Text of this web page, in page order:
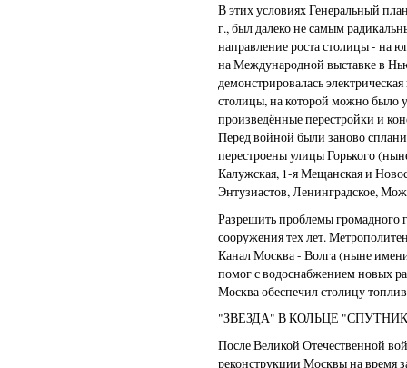
В этих условиях Генеральный
г., был далеко не самым
направление роста столицы - на
на Международной выставке в
демонстрировалась
столицы, на которой можно было
произведённые перестройки и
Перед войной были заново
перестроены улицы Горького
Калужская, 1-я Мещанская и
Энтузиастов, Ленинградское,
Разрешить проблемы
сооружения тех лет.
Канал Москва - Волга (ныне
помог с водоснабжением новых
Москва обеспечил столицу
"ЗВЕЗДА" В КОЛЬЦЕ
После Великой Отечественной
реконструкции Москвы на время